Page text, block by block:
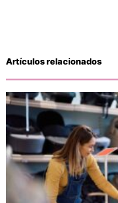
Artículos relacionados